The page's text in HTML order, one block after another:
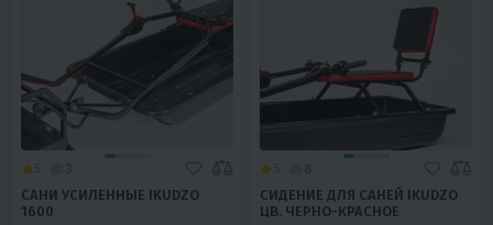
САНИ УСИЛЕННЫЕ IKUDZO
1600
СИДЕНИЕ ДЛЯ САНЕЙ IKUDZO
ЦВ. ЧЕРНО-КРАСНОЕ